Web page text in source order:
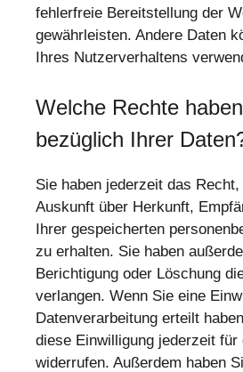
fehlerfreie Bereitstellung der
gewährleisten. Andere Daten
Ihres Nutzerverhaltens
Welche Rechte
bezüglich Ihrer
Sie haben jederzeit das
Auskunft über Herkunft,
Ihrer gespeicherten
zu erhalten. Sie haben
Berichtigung oder Löschung
verlangen. Wenn Sie eine
Datenverarbeitung erteilt
diese Einwilligung jederzeit für
widerrufen. Außerdem haben